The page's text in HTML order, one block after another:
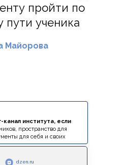
пройти по
пути ученика
Майорова
института, если
пространство для
для себя и своих
dzen.ru